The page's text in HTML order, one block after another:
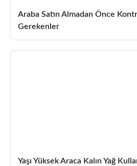
Araba Satın Almadan Önce
Gerekenler
Yaşı Yüksek Araca Kalın Yağ